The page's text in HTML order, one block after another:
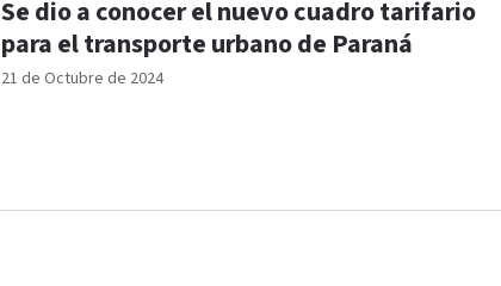
21 de Octubre de 2024
Se dio a conocer el nuevo cuadro tarifario
para el transporte urbano de Paraná